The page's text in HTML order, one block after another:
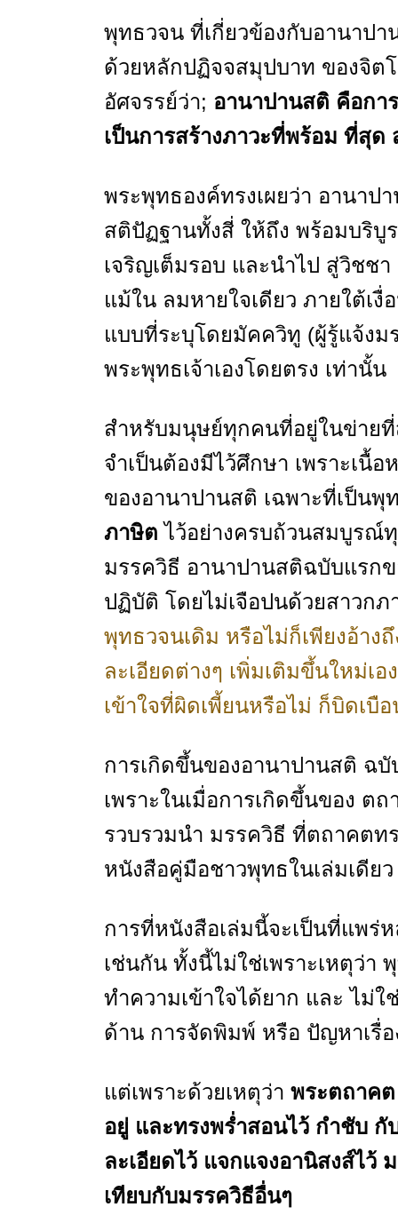
พุทธวจน ที่เกี่ยวข้องกับอานาป
ด้วยหลักปฏิจจสมุปบาท ของจิต
อัศจรรย์ว่า; อานาปานสติ คือกา
เป็นการสร้างภาวะที่พร้อม ที่สุด
พระพุทธองค์ทรงเผยว่า อานาป
สติปัฏฐานทั้งสี่ ให้ถึง พร้อมบริบู
เจริญเต็มรอบ และนำไป สู่วิชช
แม้ใน ลมหายใจเดียว ภายใต้เ
แบบที่ระบุโดยมัคควิทู (ผู้รู้แจ้ง
พระพุทธเจ้าเองโดยตรง เท่านั้น
สำหรับมนุษย์ทุกคนที่อยู่ในข่าย
จำเป็นต้องมีไว้ศึกษา เพราะเนื้
ของอานาปานสติ เฉพาะที่เป็น
ภาษิต ไว้อย่างครบถ้วนสมบูรณ์
มรรควิธี อานาปานสติฉบับแรกข
ปฏิบัติ โดยไม่เจือปนด้วยสาวก
พุทธวจนเดิม หรือไม่ก็เพียงอ้า
ละเอียดต่างๆ เพิ่มเติมขึ้นใหม่เ
เข้าใจที่ผิดเพี้ยนหรือไม่ ก็บิดเ
การเกิดขึ้นของอานาปานสติ ฉ
เพราะในเมื่อการเกิดขึ้นของ ต
รวบรวมนำ มรรควิธี ที่ตถาคตท
หนังสือคู่มือชาวพุทธในเล่มเดีย
การที่หนังสือเล่มนี้จะเป็นที่แพร่
เช่นกัน ทั้งนี้ไม่ใช่เพราะเหตุว่า
ทำความเข้าใจได้ยาก และ ไม่ใ
ด้าน การจัดพิมพ์ หรือ ปัญหาเรื่อ
แต่เพราะด้วยเหตุว่า พระตถาคต
อยู่ และทรงพร่ำสอนไว้ กำชับ
ละเอียดไว้ แจกแจงอานิสงส์ไว้
เทียบกับมรรควิธีอื่นๆ